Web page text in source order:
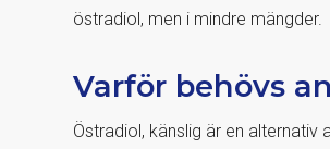
östradiol, men i mindre mängder.
Varför behövs
Östradiol, känslig är en